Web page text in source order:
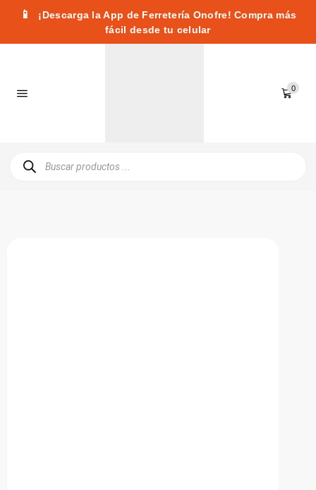
📱
¡Descarga la App de Ferretería Onofre! Compra más
fácil desde tu celular
0